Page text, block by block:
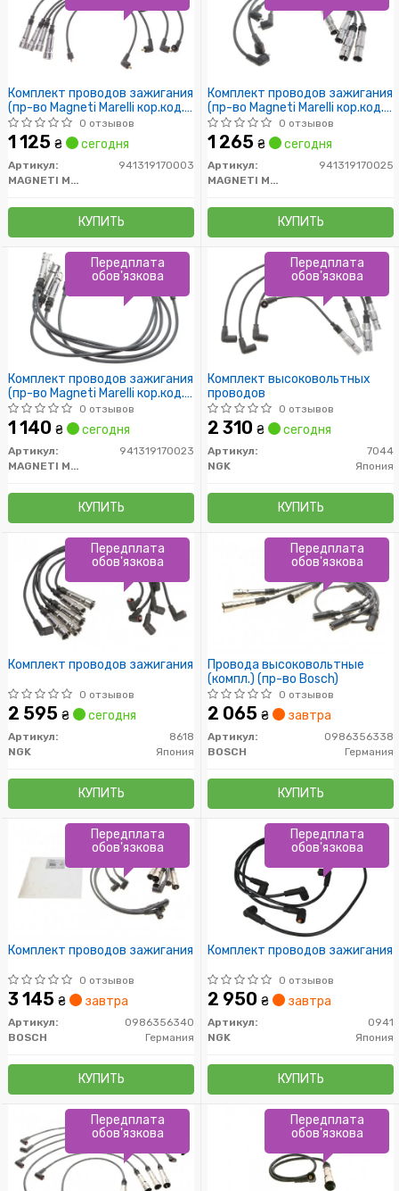
Комплект проводов зажигания
(пр-во Magneti Marelli кор.код.
MSQ0003)
0 отзывов
1 125 ₴ сегодня
Артикул:
941319170003
MAGNETI MARELLI
КУПИТЬ
Комплект проводов зажигания
(пр-во Magneti Marelli кор.код.
MSQ0025)
0 отзывов
1 265 ₴ сегодня
Артикул:
941319170025
MAGNETI MARELLI
КУПИТЬ
Комплект проводов зажигания
(пр-во Magneti Marelli кор.код.
MSQ0023)
0 отзывов
1 140 ₴ сегодня
Артикул:
941319170023
MAGNETI MARELLI
КУПИТЬ
Передплата
обов'язкова
Комплект высоковольтных
проводов
0 отзывов
2 310 ₴ сегодня
Артикул:
7044
NGK
Япония
КУПИТЬ
Передплата
обов'язкова
Комплект проводов зажигания
0 отзывов
2 595 ₴ сегодня
Артикул:
8618
NGK
Япония
КУПИТЬ
Передплата
обов'язкова
Провода высоковольтные
(компл.) (пр-во Bosch)
0 отзывов
2 065 ₴ завтра
Артикул:
0986356338
BOSCH
Германия
КУПИТЬ
Передплата
обов'язкова
Комплект проводов зажигания
0 отзывов
3 145 ₴ завтра
Артикул:
0986356340
BOSCH
Германия
КУПИТЬ
Передплата
обов'язкова
Комплект проводов зажигания
0 отзывов
2 950 ₴ завтра
Артикул:
0941
NGK
Япония
КУПИТЬ
Передплата
обов'язкова
Передплата
обов'язкова
Передплата
обов'язкова